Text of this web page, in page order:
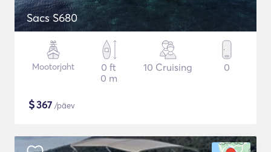
Sacs S680
Mootorjaht
0 ft
0 m
10 Cruising 0
$367 /päev